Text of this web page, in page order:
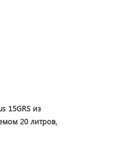
15GRS из
20 литров,